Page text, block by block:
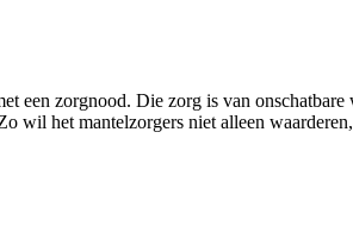
een zorgnood. Die zorg is van
wil het mantelzorgers niet alleen